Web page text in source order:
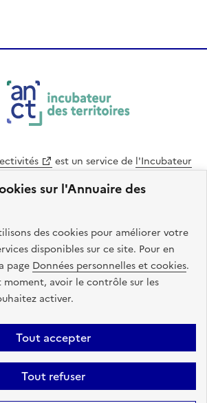
sur l'Annuaire des
des cookies pour améliorer votre
disponibles sur ce site. Pour en
page Données personnelles et cookies.
moment, avoir le contrôle sur les
activer.
Tout accepter
Tout refuser
est un service de l'Incubateur
. Le code source de ce site web
libre. Le design de ce site est conçu
de l’État.
info.gouv.fr
data.gouv.fr
: non conforme
Mentions légales
Gestion des cookies FAQ
Kit de
Code source